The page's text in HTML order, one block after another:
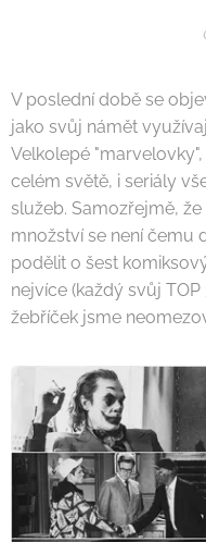
V poslední době se
jako svůj námět
Velkolepé
celém světě, i seriály
služeb. Samozřejmě,
množství se není čemu
podělit o šest
nejvíce (každý svůj
žebříček jsme